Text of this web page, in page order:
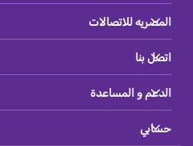
المصريه للاتصالات
اتصل بنا
الدعم و المساعدة
حسابي